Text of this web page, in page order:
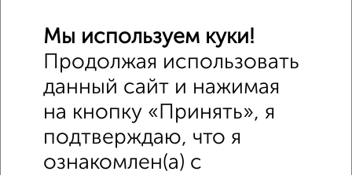
Мы используем куки!
Продолжая использовать
данный сайт и нажимая
на кнопку «Принять», я
подтверждаю, что я
ознакомлен(а) с